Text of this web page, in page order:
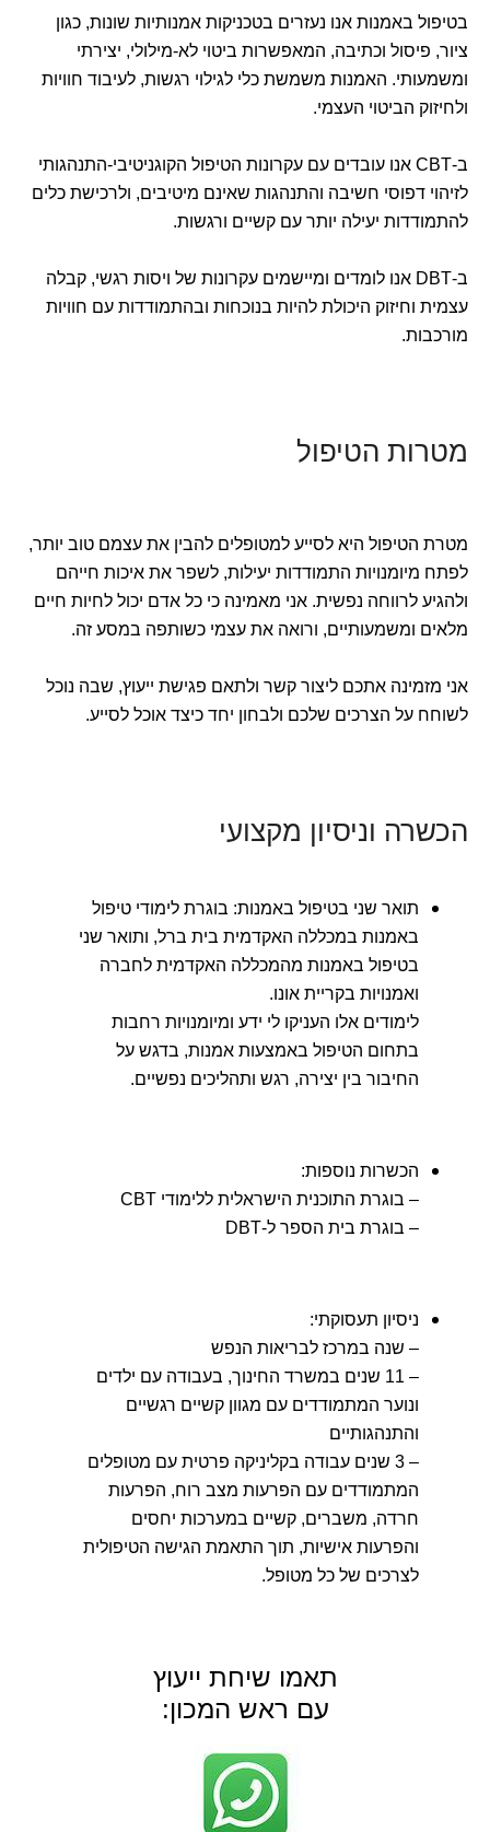
בטיפול באמנות אנו נעזרים בטכניקות אמנותיות שונות, כגון
ציור, פיסול וכתיבה, המאפשרות ביטוי לא-מילולי, יצירתי
ומשמעותי. האמנות משמשת כלי לגילוי רגשות, לעיבוד חוויות
ולחיזוק הביטוי העצמי.
ב-CBT אנו עובדים עם עקרונות הטיפול הקוגניטיבי-התנהגותי
לזיהוי דפוסי חשיבה והתנהגות שאינם מיטיבים, ולרכישת כלים
להתמודדות יעילה יותר עם קשיים ורגשות.
ב-DBT אנו לומדים ומיישמים עקרונות של ויסות רגשי, קבלה
עצמית וחיזוק היכולת להיות בנוכחות ובהתמודדות עם חוויות
מורכבות.
מטרות הטיפול
מטרת הטיפול היא לסייע למטופלים להבין את עצמם טוב יותר,
לפתח מיומנויות התמודדות יעילות, לשפר את איכות חייהם
ולהגיע לרווחה נפשית. אני מאמינה כי כל אדם יכול לחיות חיים
מלאים ומשמעותיים, ורואה את עצמי כשותפה במסע זה.
אני מזמינה אתכם ליצור קשר ולתאם פגישת ייעוץ, שבה נוכל
לשוחח על הצרכים שלכם ולבחון יחד כיצד אוכל לסייע.
הכשרה וניסיון מקצועי
תואר שני בטיפול באמנות: בוגרת לימודי טיפול
באמנות במכללה האקדמית בית ברל, ותואר שני
בטיפול באמנות מהמכללה האקדמית לחברה
ואמנויות בקריית אונו.
לימודים אלו העניקו לי ידע ומיומנויות רחבות
בתחום הטיפול באמצעות אמנות, בדגש על
החיבור בין יצירה, רגש ותהליכים נפשיים.
הכשרות נוספות:
– בוגרת התוכנית הישראלית ללימודי CBT
– בוגרת בית הספר ל-DBT
ניסיון תעסוקתי:
– שנה במרכז לבריאות הנפש
– 11 שנים במשרד החינוך, בעבודה עם ילדים
ונוער המתמודדים עם מגוון קשיים רגשיים
והתנהגותיים
– 3 שנים עבודה בקליניקה פרטית עם מטופלים
המתמודדים עם הפרעות מצב רוח, הפרעות
חרדה, משברים, קשיים במערכות יחסים
והפרעות אישיות, תוך התאמת הגישה הטיפולית
לצרכים של כל מטופל.
תאמו שיחת ייעוץ
עם ראש המכון: